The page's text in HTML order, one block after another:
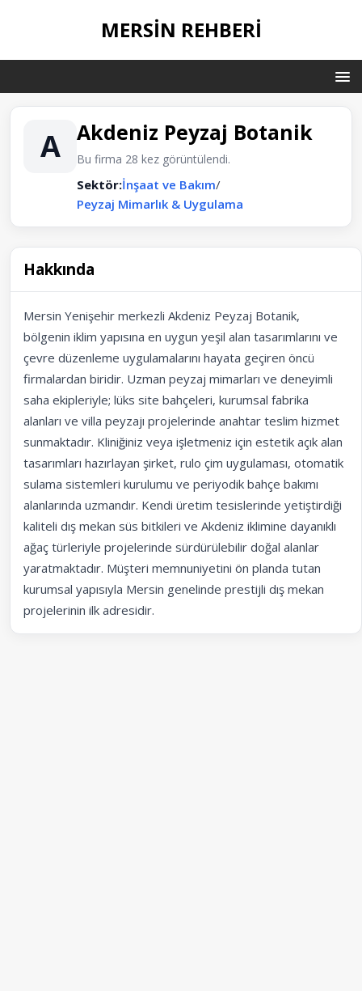
MERSIN REHBERI
A Akdeniz Peyzaj Botanik
Bu firma 28 kez görüntülendi.
Sektör:İnşaat ve Bakım/
Peyzaj Mimarlık & Uygulama
Hakkında
Mersin Yenişehir merkezli Akdeniz Peyzaj Botanik,
bölgenin iklim yapısına en uygun yeşil alan tasarımlarını ve
çevre düzenleme uygulamalarını hayata geçiren öncü
firmalardan biridir. Uzman peyzaj mimarları ve deneyimli
saha ekipleriyle; lüks site bahçeleri, kurumsal fabrika
alanları ve villa peyzajı projelerinde anahtar teslim hizmet
sunmaktadır. Kliniğiniz veya işletmeniz için estetik açık alan
tasarımları hazırlayan şirket, rulo çim uygulaması, otomatik
sulama sistemleri kurulumu ve periyodik bahçe bakımı
alanlarında uzmandır. Kendi üretim tesislerinde yetiştirdiği
kaliteli dış mekan süs bitkileri ve Akdeniz iklimine dayanıklı
ağaç türleriyle projelerinde sürdürülebilir doğal alanlar
yaratmaktadır. Müşteri memnuniyetini ön planda tutan
kurumsal yapısıyla Mersin genelinde prestijli dış mekan
projelerinin ilk adresidir.